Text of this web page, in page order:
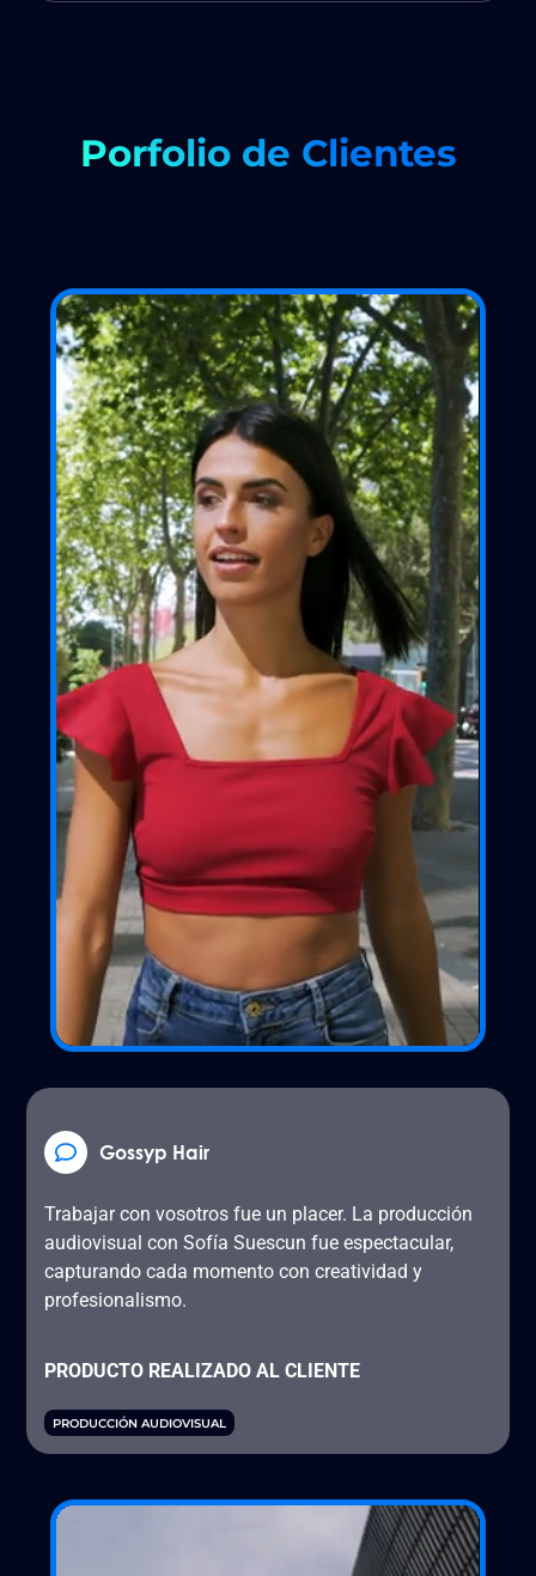
Porfolio de Clientes
Gossyp Hair
Trabajar con vosotros fue un placer. La producción
audiovisual con Sofía Suescun fue espectacular,
capturando cada momento con creatividad y
profesionalismo.
PRODUCTO REALIZADO AL CLIENTE
PRODUCCIÓN AUDIOVISUAL